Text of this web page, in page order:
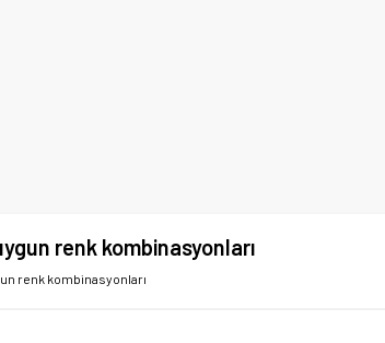
renk kombinasyonları
renk kombinasyonları